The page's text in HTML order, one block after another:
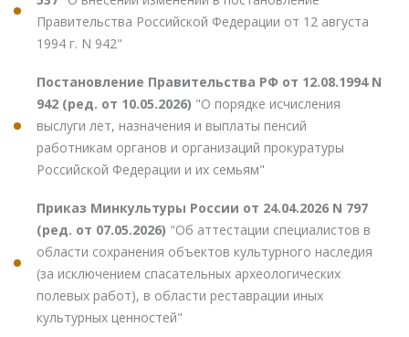
Правительства Российской Федерации от 12 августа
1994 г. N 942"
Постановление Правительства РФ от 12.08.1994 N
942 (ред. от 10.05.2026) "О порядке исчисления
выслуги лет, назначения и выплаты пенсий
работникам органов и организаций прокуратуры
Российской Федерации и их семьям"
Приказ Минкультуры России от 24.04.2026 N 797
(ред. от 07.05.2026) "Об аттестации специалистов в
области сохранения объектов культурного наследия
(за исключением спасательных археологических
полевых работ), в области реставрации иных
культурных ценностей"